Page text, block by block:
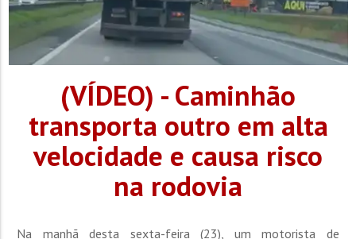
(VÍDEO) - Caminhão
transporta outro em alta
velocidade e causa risco
na rodovia
Na manhã desta sexta-feira (23), um motorista de